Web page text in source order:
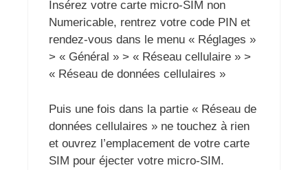
Insérez votre carte micro-SIM non
Numericable, rentrez votre code PIN et
rendez-vous dans le menu « Réglages »
> « Général » > « Réseau cellulaire » >
« Réseau de données cellulaires »
Puis une fois dans la partie « Réseau de
données cellulaires » ne touchez à rien
et ouvrez l’emplacement de votre carte
SIM pour éjecter votre micro-SIM.